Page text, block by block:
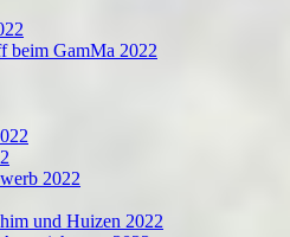
beim GamMa 2022
2022
und Huizen 2022